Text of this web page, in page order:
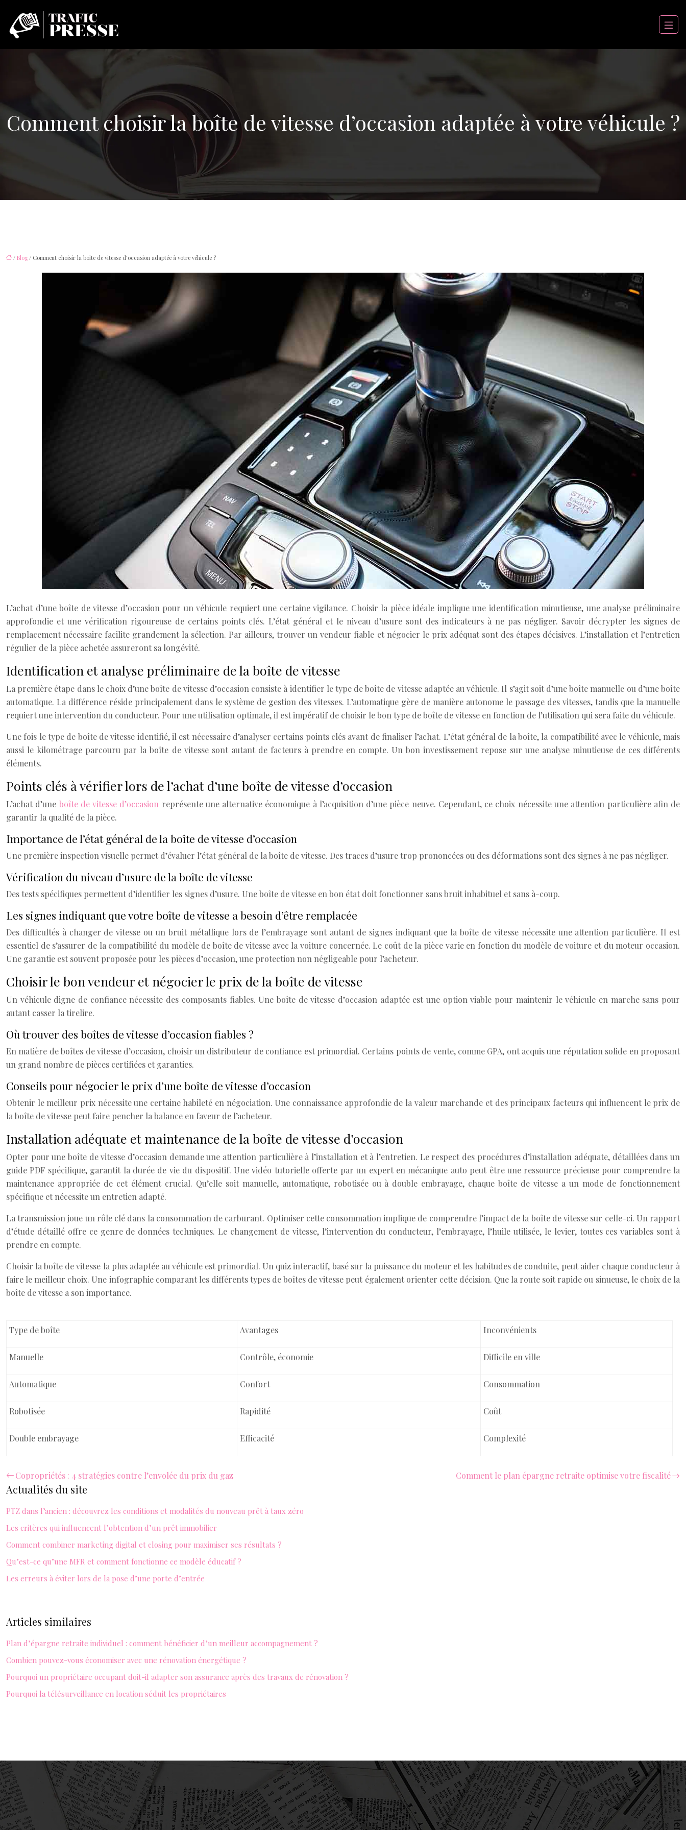
Comment choisir la boîte de vitesse d’occasion adaptée à votre véhicule ?
/ Blog / Comment choisir la boîte de vitesse d’occasion adaptée à votre véhicule ?
L’achat d’une boîte de vitesse d’occasion pour un véhicule requiert une certaine vigilance. Choisir la pièce idéale implique une identification minutieuse, une analyse préliminaire
approfondie et une vérification rigoureuse de certains points clés. L’état général et le niveau d’usure sont des indicateurs à ne pas négliger. Savoir décrypter les signes de
remplacement nécessaire facilite grandement la sélection. Par ailleurs, trouver un vendeur fiable et négocier le prix adéquat sont des étapes décisives. L’installation et l’entretien
régulier de la pièce achetée assureront sa longévité.
Identification et analyse préliminaire de la boîte de vitesse
La première étape dans le choix d’une boîte de vitesse d’occasion consiste à identifier le type de boîte de vitesse adaptée au véhicule. Il s’agit soit d’une boîte manuelle ou d’une boîte
automatique. La différence réside principalement dans le système de gestion des vitesses. L’automatique gère de manière autonome le passage des vitesses, tandis que la manuelle
requiert une intervention du conducteur. Pour une utilisation optimale, il est impératif de choisir le bon type de boîte de vitesse en fonction de l’utilisation qui sera faite du véhicule.
Une fois le type de boîte de vitesse identifié, il est nécessaire d’analyser certains points clés avant de finaliser l’achat. L’état général de la boîte, la compatibilité avec le véhicule, mais
aussi le kilométrage parcouru par la boîte de vitesse sont autant de facteurs à prendre en compte. Un bon investissement repose sur une analyse minutieuse de ces différents
éléments.
Points clés à vérifier lors de l’achat d’une boîte de vitesse d’occasion
L’achat d’une boîte de vitesse d’occasion représente une alternative économique à l’acquisition d’une pièce neuve. Cependant, ce choix nécessite une attention particulière afin de
garantir la qualité de la pièce.
Importance de l’état général de la boîte de vitesse d’occasion
Une première inspection visuelle permet d’évaluer l’état général de la boîte de vitesse. Des traces d’usure trop prononcées ou des déformations sont des signes à ne pas négliger.
Vérification du niveau d’usure de la boîte de vitesse
Des tests spécifiques permettent d’identifier les signes d’usure. Une boîte de vitesse en bon état doit fonctionner sans bruit inhabituel et sans à-coup.
Les signes indiquant que votre boîte de vitesse a besoin d’être remplacée
Des difficultés à changer de vitesse ou un bruit métallique lors de l’embrayage sont autant de signes indiquant que la boîte de vitesse nécessite une attention particulière. Il est
essentiel de s’assurer de la compatibilité du modèle de boîte de vitesse avec la voiture concernée. Le coût de la pièce varie en fonction du modèle de voiture et du moteur occasion.
Une garantie est souvent proposée pour les pièces d’occasion, une protection non négligeable pour l’acheteur.
Choisir le bon vendeur et négocier le prix de la boîte de vitesse
Un véhicule digne de confiance nécessite des composants fiables. Une boîte de vitesse d’occasion adaptée est une option viable pour maintenir le véhicule en marche sans pour
autant casser la tirelire.
Où trouver des boîtes de vitesse d’occasion fiables ?
En matière de boîtes de vitesse d’occasion, choisir un distributeur de confiance est primordial. Certains points de vente, comme GPA, ont acquis une réputation solide en proposant
un grand nombre de pièces certifiées et garanties.
Conseils pour négocier le prix d’une boîte de vitesse d’occasion
Obtenir le meilleur prix nécessite une certaine habileté en négociation. Une connaissance approfondie de la valeur marchande et des principaux facteurs qui influencent le prix de
la boîte de vitesse peut faire pencher la balance en faveur de l’acheteur.
Installation adéquate et maintenance de la boîte de vitesse d’occasion
Opter pour une boîte de vitesse d’occasion demande une attention particulière à l’installation et à l’entretien. Le respect des procédures d’installation adéquate, détaillées dans un
guide PDF spécifique, garantit la durée de vie du dispositif. Une vidéo tutorielle offerte par un expert en mécanique auto peut être une ressource précieuse pour comprendre la
maintenance appropriée de cet élément crucial. Qu’elle soit manuelle, automatique, robotisée ou à double embrayage, chaque boîte de vitesse a un mode de fonctionnement
spécifique et nécessite un entretien adapté.
La transmission joue un rôle clé dans la consommation de carburant. Optimiser cette consommation implique de comprendre l’impact de la boîte de vitesse sur celle-ci. Un rapport
d’étude détaillé offre ce genre de données techniques. Le changement de vitesse, l’intervention du conducteur, l’embrayage, l’huile utilisée, le levier, toutes ces variables sont à
prendre en compte.
Choisir la boîte de vitesse la plus adaptée au véhicule est primordial. Un quiz interactif, basé sur la puissance du moteur et les habitudes de conduite, peut aider chaque conducteur à
faire le meilleur choix. Une infographie comparant les différents types de boîtes de vitesse peut également orienter cette décision. Que la route soit rapide ou sinueuse, le choix de la
boîte de vitesse a son importance.
Type de boîte Avantages Inconvénients
Manuelle Contrôle, économie Difficile en ville
Automatique Confort Consommation
Robotisée Rapidité Coût
Double embrayage Efficacité Complexité
Copropriétés : 4 stratégies contre l’envolée du prix du gaz Comment le plan épargne retraite optimise votre fiscalité
Actualités du site
PTZ dans l’ancien : découvrez les conditions et modalités du nouveau prêt à taux zéro
Les critères qui influencent l’obtention d’un prêt immobilier
Comment combiner marketing digital et closing pour maximiser ses résultats ?
Qu’est-ce qu’une MFR et comment fonctionne ce modèle éducatif ?
Les erreurs à éviter lors de la pose d’une porte d’entrée
Articles similaires
Plan d’épargne retraite individuel : comment bénéficier d’un meilleur accompagnement ?
Combien pouvez-vous économiser avec une rénovation énergétique ?
Pourquoi un propriétaire occupant doit-il adapter son assurance après des travaux de rénovation ?
Pourquoi la télésurveillance en location séduit les propriétaires